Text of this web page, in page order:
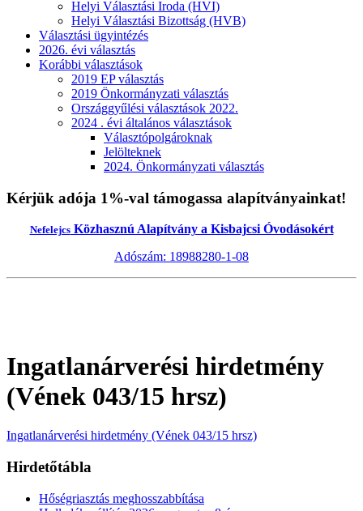
Helyi Választási Iroda (HVI)
Helyi Választási Bizottság (HVB)
Választási ügyintézés
2026. évi választás
Korábbi választások
2019 EP választás
2019 Önkormányzati választás
Országgyűlési választások 2022.
2024 . évi általános választások
Választópolgároknak
Jelölteknek
2024. Önkormányzati választás
Kérjük adója 1%-val támogassa alapítványainkat!
NefelejcsKözhasznú Alapítvány a Kisbajcsi Óvodásokért
Adószám: 18988280-1-08
Ingatlanárverési hirdetmény
(Vének 043/15 hrsz)
Ingatlanárverési hirdetmény (Vének 043/15 hrsz)
Hirdetőtábla
Hőségriasztás meghosszabbítása